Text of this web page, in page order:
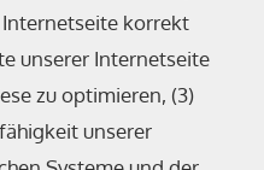
Internetseite korrekt
unserer Internetseite
zu optimieren, (3)
unserer